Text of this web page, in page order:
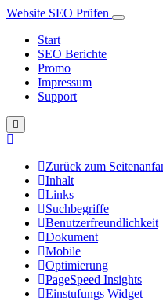
Website SEO Prüfen
Start
SEO Berichte
Promo
Impressum
Support
Zurück zum
Inhalt
Links
Suchbegriffe
Benutzerfreundlichkeit
Dokument
Mobile
Optimierung
PageSpeed Insights
Einstufungs Widget